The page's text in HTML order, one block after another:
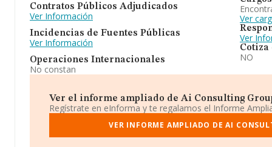
Contratos Públicos Adjudicados
Ver Información
Incidencias de Fuentes Públicas
Ver Información
Operaciones Internacionales
No constan
Ver
Ver
Cotiza
NO
Ver el informe ampliado de Ai Consulting
Regístrate en eInforma y te regalamos el Informe
VER INFORME AMPLIADO DE AI